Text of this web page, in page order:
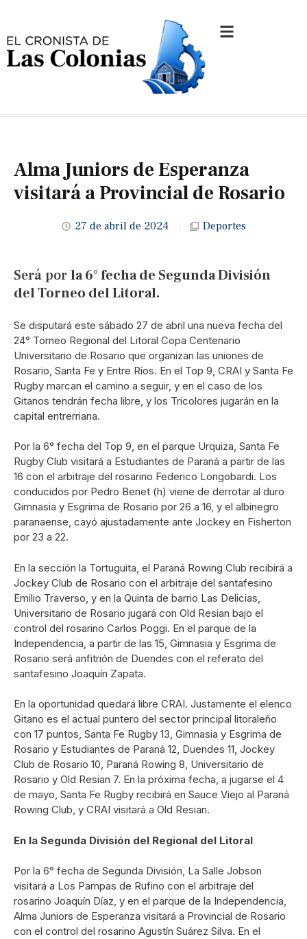
Alma Juniors de Esperanza
visitará a Provincial de Rosario
27 de abril de 2024 Deportes
Será porla 6° fecha de Segunda División
del Torneo del Litoral.
Se disputará este sábado 27 de abril una nueva fecha del
24° Torneo Regional del Litoral Copa Centenario
Universitario de Rosario que organizan las uniones de
Rosario, Santa Fe y Entre Ríos. En el Top 9, CRAI y Santa Fe
Rugby marcan el camino a seguir, y en el caso de los
Gitanos tendrán fecha libre, y los Tricolores jugarán en la
capital entrerriana.
Por la 6° fecha del Top 9, en el parque Urquiza, Santa Fe
Rugby Club visitará a Estudiantes de Paraná a partir de las
16 con el arbitraje del rosarino Federico Longobardi. Los
conducidos por Pedro Benet (h) viene de derrotar al duro
Gimnasia y Esgrima de Rosario por 26 a 16, y el albinegro
paranaense, cayó ajustadamente ante Jockey en Fisherton
por 23 a 22.
En la sección la Tortuguita, el Paraná Rowing Club recibirá a
Jockey Club de Rosario con el arbitraje del santafesino
Emilio Traverso, y en la Quinta de barrio Las Delicias,
Universitario de Rosario jugará con Old Resian bajo el
control del rosarino Carlos Poggi. En el parque de la
Independencia, a partir de las 15, Gimnasia y Esgrima de
Rosario será anfitrión de Duendes con el referato del
santafesino Joaquín Zapata.
En la oportunidad quedará libre CRAI. Justamente el elenco
Gitano es el actual puntero del sector principal litoraleño
con 17 puntos, Santa Fe Rugby 13, Gimnasia y Esgrima de
Rosario y Estudiantes de Paraná 12, Duendes 11, Jockey
Club de Rosario 10, Paraná Rowing 8, Universitario de
Rosario y Old Resian 7. En la próxima fecha, a jugarse el 4
de mayo, Santa Fe Rugby recibirá en Sauce Viejo al Paraná
Rowing Club, y CRAI visitará a Old Resian.
En la Segunda División del Regional del Litoral
Por la 6° fecha de Segunda División, La Salle Jobson
visitará a Los Pampas de Rufino con el arbitraje del
rosarino Joaquín Díaz, y en el parque de la Independencia,
Alma Juniors de Esperanza visitará a Provincial de Rosario
con el control del rosarino Agustín Suárez Silva. En el